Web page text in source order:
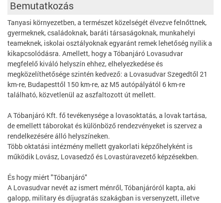
Bemutatkozás
Tanyasi környezetben, a természet közelségét élvezve felnőttnek,
gyermeknek, családoknak, baráti társaságoknak, munkahelyi
teameknek, iskolai osztályoknak egyaránt remek lehetőség nyílik a
kikapcsolódásra. Amellett, hogy a Tóbanjáró Lovasudvar
megfelelő kiváló helyszín ehhez, elhelyezkedése és
megközelíthetősége szintén kedvező: a Lovasudvar Szegedtől 21
km-re, Budapesttől 150 km-re, az M5 autópályától 6 km-re
található, közvetlenül az aszfaltozott út mellett.
A Tóbanjáró Kft. fő tevékenysége a lovasoktatás, a lovak tartása,
de emellett táborokat és különböző rendezvényeket is szervez a
rendelkezésére álló helyszíneken.
Több oktatási intézmény mellett gyakorlati képzőhelyként is
működik Lovász, Lovasedző és Lovastúravezető képzésekben.
És hogy miért "Tóbanjáró"
A Lovasudvar nevét az ismert ménről, Tóbanjáróról kapta, aki
galopp, military és díjugratás szakágban is versenyzett, illetve